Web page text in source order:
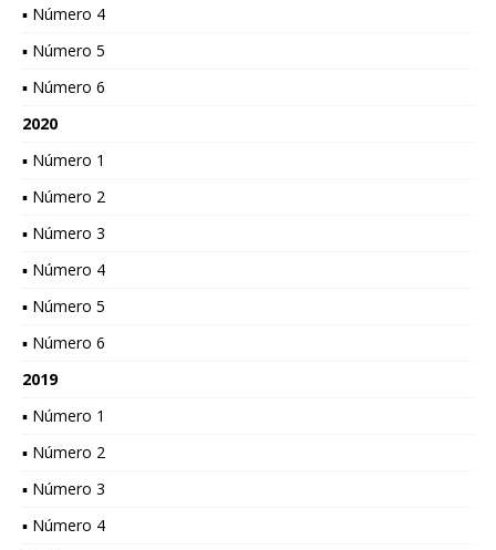
▪ Número 4
▪ Número 5
▪ Número 6
2020
▪ Número 1
▪ Número 2
▪ Número 3
▪ Número 4
▪ Número 5
▪ Número 6
2019
▪ Número 1
▪ Número 2
▪ Número 3
▪ Número 4